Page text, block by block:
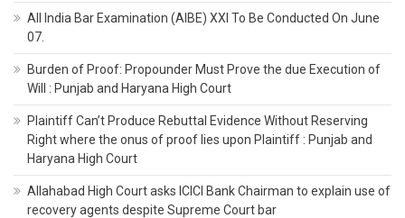
All India Bar Examination (AIBE) XXI To Be Conducted On June
07.
Burden of Proof: Propounder Must Prove the due Execution of
Will : Punjab and Haryana High Court
Plaintiff Can’t Produce Rebuttal Evidence Without Reserving
Right where the onus of proof lies upon Plaintiff : Punjab and
Haryana High Court
Allahabad High Court asks ICICI Bank Chairman to explain use of
recovery agents despite Supreme Court bar